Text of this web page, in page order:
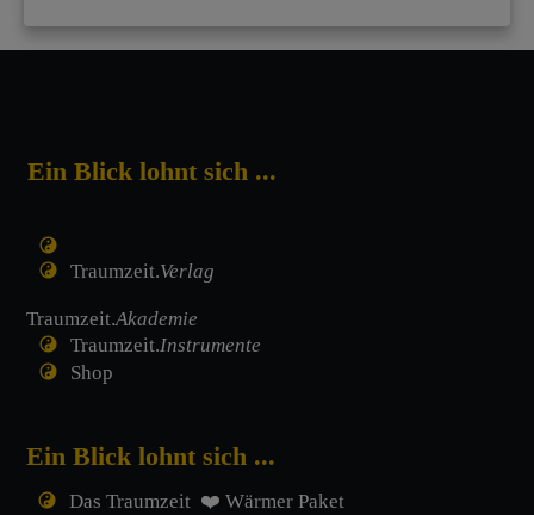
Ein Blick lohnt sich ...
Traumzeit.Verlag
Traumzeit.Akademie
Traumzeit.Instrumente
Shop
Ein Blick lohnt sich ...
Das Traumzeit ❤️ Wärmer Paket